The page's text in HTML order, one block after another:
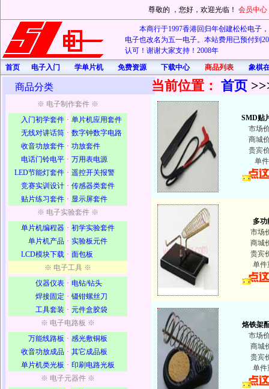
尊敬的 ，您好，欢迎光临！ 会员中心
本商行于1997香港回归年创建松松电子
电子也改名为五一电子。本站费用已预付到
认可！谢谢大家支持！2008年
首页
电子入门 学单片机 免费资源 下载中心 商品列表 象棋
商品分类
※ 电子制作套件 ※
入门初学套件 · 单片机应用套件
无线对讲话筒 · 数字钟数字电路
收音功放套件 · 功放套件
电话门铃电平 · 万用表电源
LED节能灯套件 · 遥控开关报警
竞赛实训设计 · 传感器类套件
贴片练习套件 · 显示屏套件
※ 电子实验套件 ※
单片机编程器 · 初学实验套件
单片机产品 · 实验板元件
LCD模块下载 · 面包板
※ 电子工具 ※
仪器仪表 · 电钻/钻头
焊接固定 · 镊钳螺丝刀
工具套装 · 元件盒胶袋
※ 电子电路板 ※
万能线路板 · 感光敷铜板
收音功放成品 · 其它成品板
单片机类光板 · 印刷电路光板
※ 电子元器件 ※
当前位置： 首页
SMD贴
市场
商城
贵宾
单
多功
市场
商城
贵宾
单件
烙铁架
市场
商城
贵宾
单件